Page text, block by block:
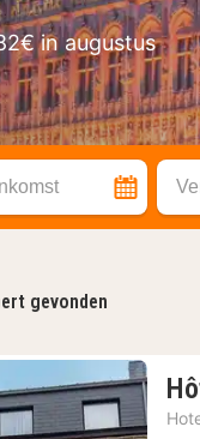
in augustus
gevonden